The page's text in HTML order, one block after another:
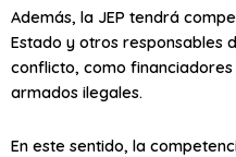
Además, la JEP tendrá
Estado y otros responsables
conflicto, como
armados ilegales.
En este sentido, la